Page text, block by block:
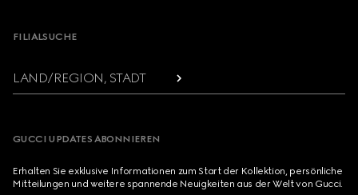
FILIALSUCHE
LAND/REGION, STADT
GUCCI UPDATES ABONNIEREN
Erhalten Sie exklusive Informationen zum Start der Kollektion, persönliche
Mitteilungen und weitere spannende Neuigkeiten aus der Welt von Gucci.